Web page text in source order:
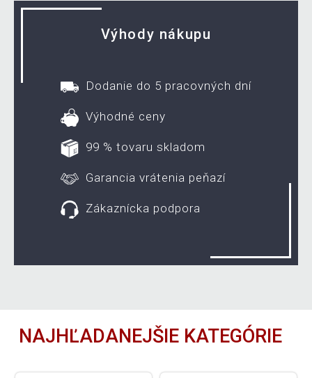
Výhody nákupu
Dodanie do 5 pracovných dní
Výhodné ceny
99 % tovaru skladom
Garancia vrátenia peňazí
Zákaznícka podpora
NAJHĽADANEJŠIE KATEGÓRIE